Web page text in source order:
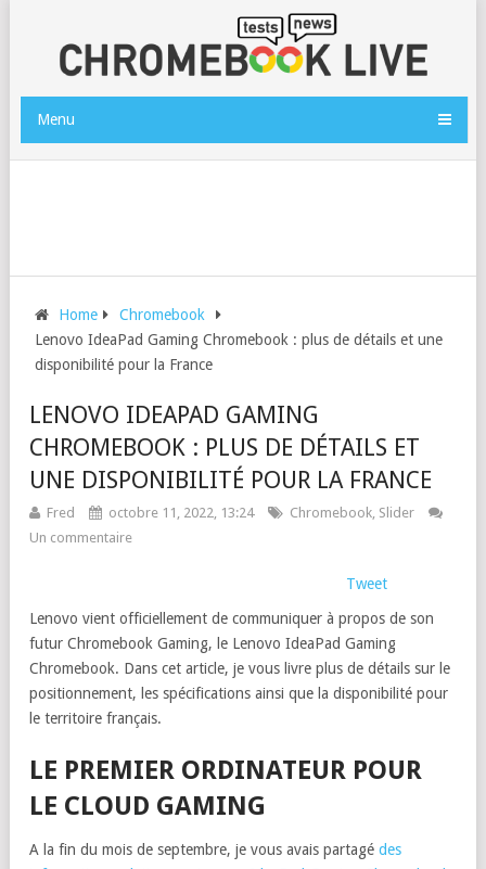
Menu
Home
Chromebook
Lenovo IdeaPad Gaming Chromebook : plus de détails et une
disponibilité pour la France
LENOVO IDEAPAD GAMING
CHROMEBOOK : PLUS DE DÉTAILS ET
UNE DISPONIBILITÉ POUR LA FRANCE
Fred octobre 11, 2022, 13:24 Chromebook, Slider
Un commentaire
Tweet
Lenovo vient officiellement de communiquer à propos de son
futur Chromebook Gaming, le Lenovo IdeaPad Gaming
Chromebook. Dans cet article, je vous livre plus de détails sur le
positionnement, les spécifications ainsi que la disponibilité pour
le territoire français.
LE PREMIER ORDINATEUR POUR
LE CLOUD GAMING
A la fin du mois de septembre, je vous avais partagé des